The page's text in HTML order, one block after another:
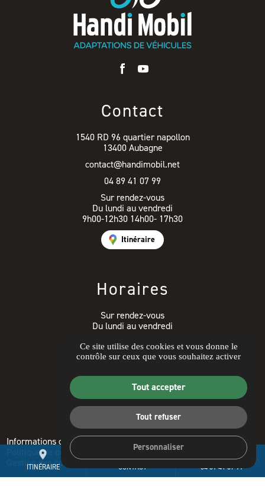
place
ITINÉRAIRE CONTACT 04 89 41 07 99
Contact
1540 RD 96 quartier napollon
13400 Aubagne
contact@handimobil.net
04 89 41 07 99
Sur rendez-vous
Du lundi au vendredi
9h00-12h30 14h00- 17h30
Itinéraire
Horaires
Sur rendez-vous
Du lundi au vendredi
Avis clients
Informations complémentaires
Mentions légales
Politique de confidentialité
Guide local
Gestion des cookies
Ce site utilise des cookies et vous donne le
contrôle sur ceux que vous souhaitez activer
Tout accepter
Tout refuser
Personnaliser